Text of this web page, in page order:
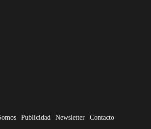
Publicidad Newsletter Contacto